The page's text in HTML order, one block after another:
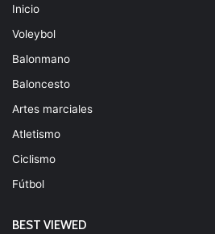
Inicio
Voleybol
Balonmano
Baloncesto
Artes marciales
Atletismo
Ciclismo
Fútbol
BEST VIEWED